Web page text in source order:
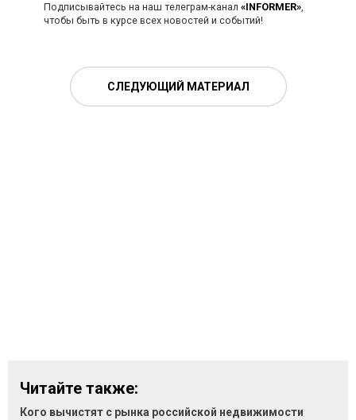
Подписывайтесь на наш телеграм-канал «INFORMER»,
чтобы быть в курсе всех новостей и событий!
СЛЕДУЮЩИЙ МАТЕРИАЛ
Читайте также:
Кого вычистят с рынка российской недвижимости